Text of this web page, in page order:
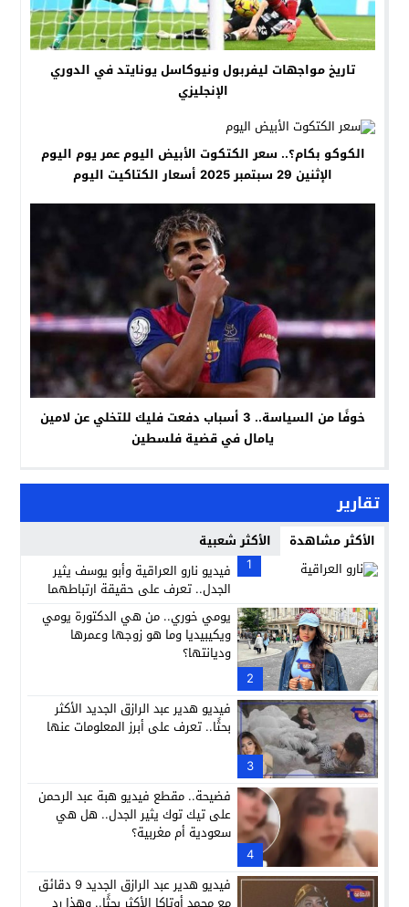
تاريخ مواجهات ليفربول ونيوكاسل يونايتد في الدوري
الإنجليزي
الكوكو بكام؟.. سعر الكتكوت الأبيض اليوم عمر يوم اليوم
الإثنين 29 سبتمبر 2025 أسعار الكتاكيت اليوم
خوفًا من السياسة.. 3 أسباب دفعت فليك للتخلي عن لامين
يامال في قضية فلسطين
تقارير
الأكثر مشاهدة
الأكثر شعبية
1
فيديو نارو العراقية وأبو يوسف يثير
الجدل.. تعرف على حقيقة ارتباطهما
2
يومي خوري.. من هي الدكتورة يومي
ويكيبيديا وما هو زوجها وعمرها
وديانتها؟
3
فيديو هدير عبد الرازق الجديد الأكثر
بحثًا.. تعرف على أبرز المعلومات عنها
4
فضيحة.. مقطع فيديو هبة عبد الرحمن
على تيك توك يثير الجدل.. هل هي
سعودية أم مغربية؟
فيديو هدير عبد الرازق الجديد 9 دقائق